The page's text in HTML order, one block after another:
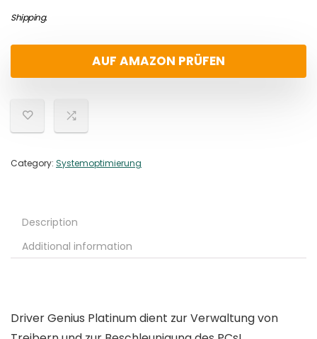
Shipping.
AUF AMAZON PRÜFEN
Category: Systemoptimierung
Description
Additional information
Driver Genius Platinumdient zur Verwaltung von